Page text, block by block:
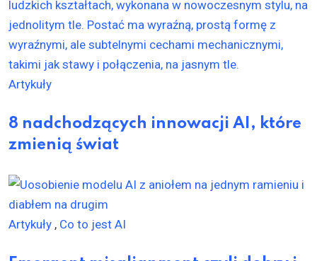
Artykuły
8 nadchodzących innowacji AI, które
zmienią świat
Artykuły , Co to jest AI